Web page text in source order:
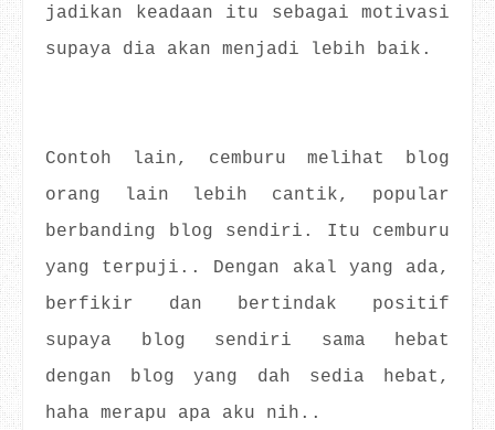
jadikan keadaan itu sebagai motivasi
supaya dia akan menjadi lebih baik.
Contoh lain, cemburu melihat blog
orang lain lebih cantik, popular
berbanding blog sendiri. Itu cemburu
yang terpuji.. Dengan akal yang ada,
berfikir dan bertindak positif
supaya blog sendiri sama hebat
dengan blog yang dah sedia hebat,
haha merapu apa aku nih..